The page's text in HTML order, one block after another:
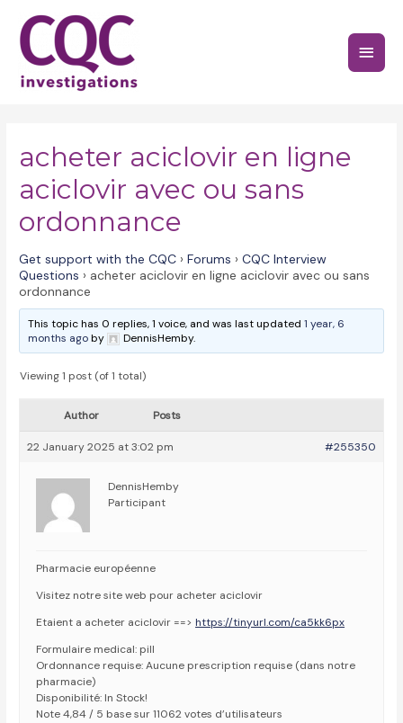
content
Main
acheter aciclovir en ligne
aciclovir avec ou sans
ordonnance
Get support with the CQC › Forums › CQC Interview
Questions › acheter aciclovir en ligne aciclovir avec ou sans
ordonnance
This topic has 0 replies, 1 voice, and was last updated1 year, 6
months agoby DennisHemby.
Viewing 1 post (of 1 total)
Author Posts
22 January 2025 at 3:02 pm #255350
DennisHemby
Participant
Pharmacie européenne
Visitez notre site web pour acheter aciclovir
Etaient a acheter aciclovir ==>https://tinyurl.com/ca5kk6px
Formulaire medical: pill
Ordonnance requise: Aucune prescription requise (dans notre
pharmacie)
Disponibilité: In Stock!
Note 4,84 / 5 base sur 11062 votes d’utilisateurs